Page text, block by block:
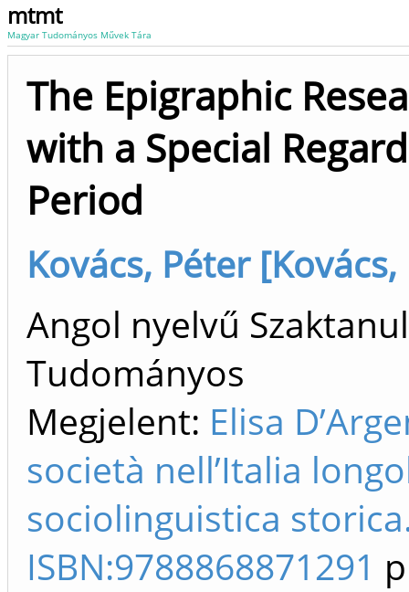
mtmt
Magyar Tudományos Művek Tára
The Epigraphic
with a Special
Period
Kovács, Péter
Angol nyelvű
Tudományos
Megjelent: Elisa
società nell’Italia
sociolinguistica
ISBN:9788868871291